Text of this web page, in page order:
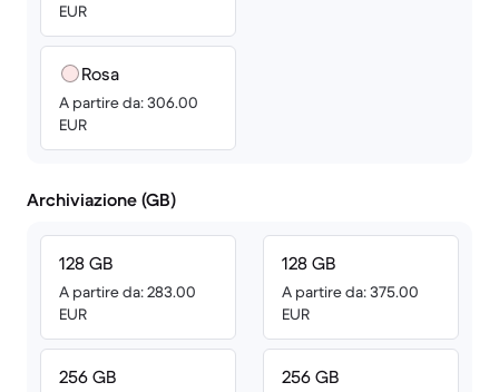
EUR
Rosa
A partire da: 306.00
EUR
Archiviazione (GB)
128 GB
A partire da: 283.00
EUR
256 GB
128 GB
A partire da: 375.00
EUR
256 GB